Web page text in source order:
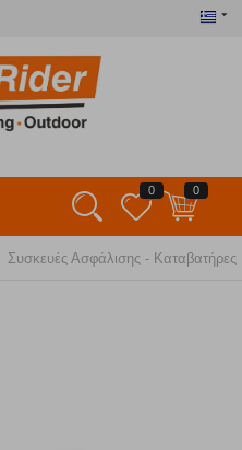
0 0
Συσκευές Ασφάλισης - Καταβατήρες